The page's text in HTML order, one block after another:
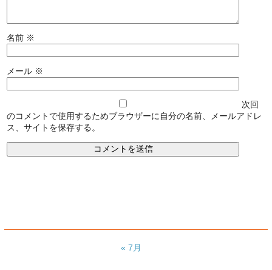
名前 ※
メール ※
次回
のコメントで使用するためブラウザーに自分の名前、メールアドレ
ス、サイトを保存する。
« 7月